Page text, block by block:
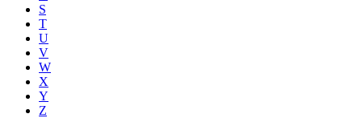
S
T
U
V
W
X
Y
Z